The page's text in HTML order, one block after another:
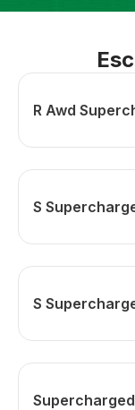
R Awd
S
S